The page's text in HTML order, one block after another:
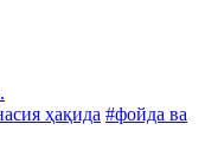
ҳақида #фойда ва